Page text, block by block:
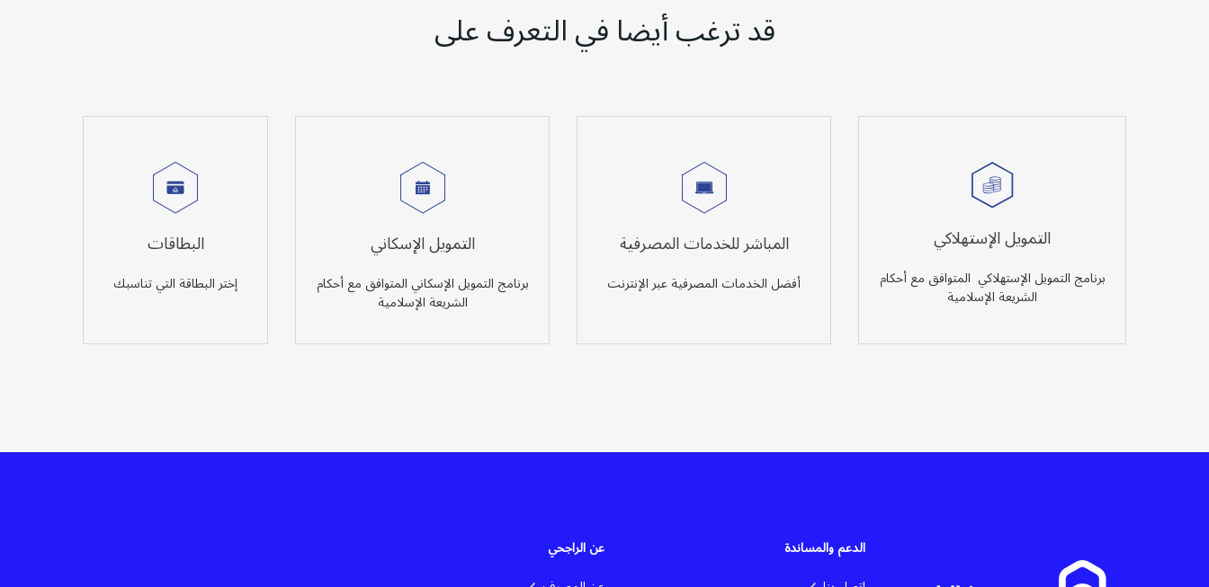
قد ترغب أيضا في التعرف على
البطاقات
إختر البطاقة التي تناسبك
التمويل الإسكاني
برنامج التمويل الإسكاني المتوافق مع أحكام
الشريعة الإسلامية
المباشر للخدمات المصرفية
أفضل الخدمات المصرفية عبر الإنترنت
التمويل الإستهلاكي
برنامج التمويل الإستهلاكي المتوافق مع أحكام
الشريعة الإسلامية
الدعم والمساندة
عن الراجحي